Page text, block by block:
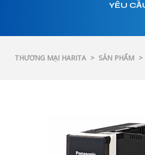
YÊU
THƯƠNG MẠI HARITA > SẢN PHẨM >